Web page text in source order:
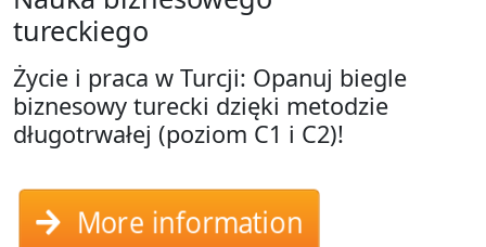
tureckiego
Życie i praca w Turcji: Opanuj biegle
biznesowy turecki dzięki metodzie
długotrwałej (poziom C1 i C2)!
More information